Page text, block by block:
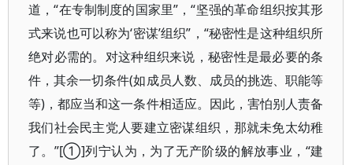
道，“在专制制度的国家里”，“坚强的革命组织按其形
式来说也可以称为‘密谋’组织”，“秘密性是这种组织所
绝对必需的。对这种组织来说，秘密性是最必要的条
件，其余一切条件(如成员人数、成员的挑选、职能等
等)，都应当和这一条件相适应。因此，害怕别人责备
我们社会民主党人要建立密谋组织，那就未免太幼稚
了。”[①]列宁认为，为了无产阶级的解放事业，“建